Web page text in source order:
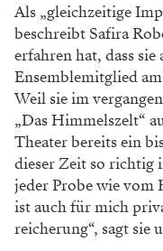
Als „gleichzeitige
beschreibt Safira
erfahren hat, dass sie
Ensemblemitglied
Weil sie im
„Das Himmelszelt“
Theater bereits ein
dieser Zeit so richtig
jeder Probe wie vom
ist auch für mich
reicherung“, sagt sie